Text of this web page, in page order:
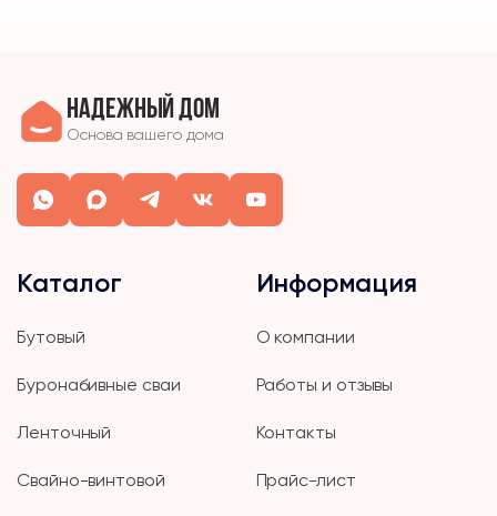
Надежный дом
Основа вашего дома
Каталог
Бутовый
Буронабивные сваи
Ленточный
Свайно-винтовой
Информация
О компании
Работы и отзывы
Контакты
Прайс-лист